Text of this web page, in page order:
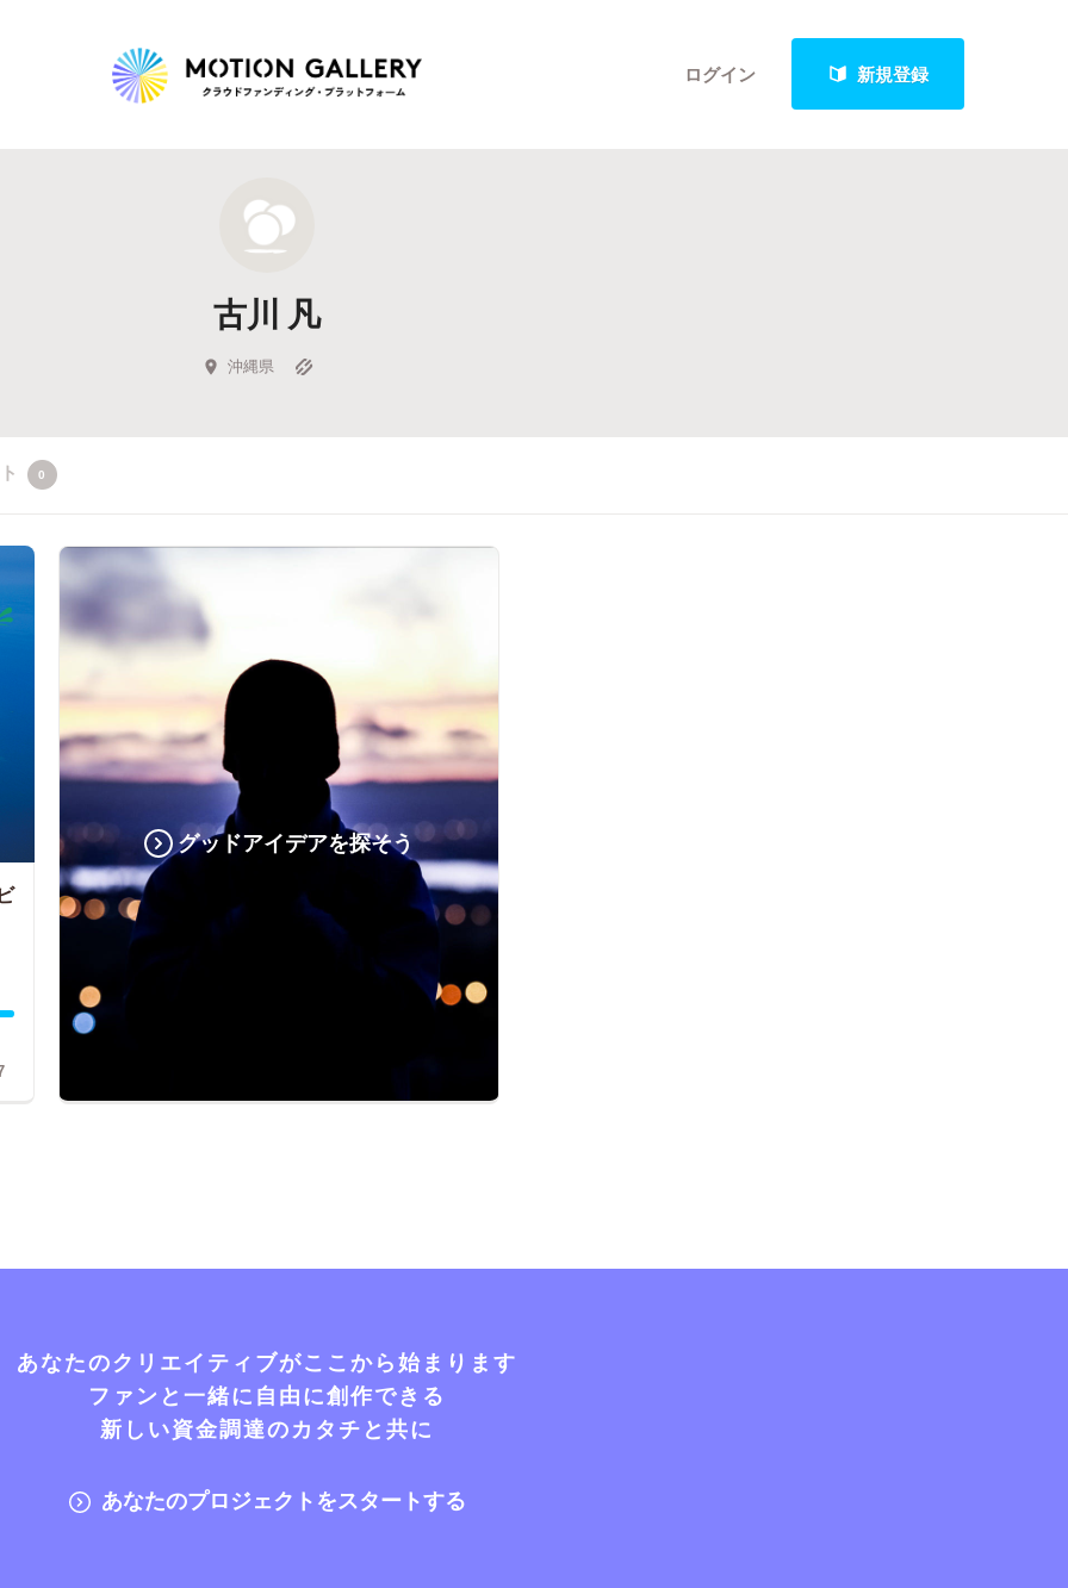
ログイン 新規登録
新着プロジェクト
Feature
キュレーターから探す
古川 凡
沖縄県
0
グッドアイデアを探そう
あなたのクリエイティブがここから始まります
ファンと一緒に自由に創作できる
新しい資金調達のカタチと共に
あなたのプロジェクトをスタートする